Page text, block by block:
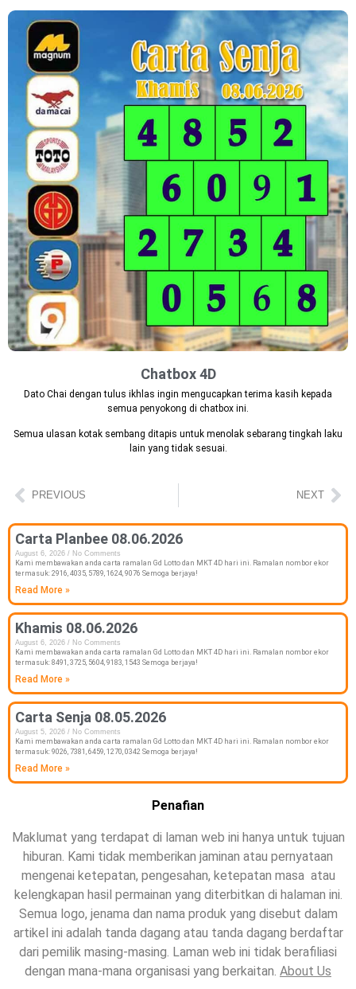
Chatbox 4D
Dato Chai dengan tulus ikhlas ingin mengucapkan terima kasih kepada
semua penyokong di chatbox ini.
Semua ulasan kotak sembang ditapis untuk menolak sebarang tingkah laku
lain yang tidak sesuai.
PREVIOUS NEXT
Carta Planbee 08.06.2026
August 6, 2026
No Comments
Kami membawakan anda carta ramalan Gd Lotto dan MKT 4D hari ini. Ramalan nombor ekor
termasuk: 2916, 4035, 5789, 1624, 9076 Semoga berjaya!
Read More »
Khamis 08.06.2026
August 6, 2026
No Comments
Kami membawakan anda carta ramalan Gd Lotto dan MKT 4D hari ini. Ramalan nombor ekor
termasuk: 8491, 3725, 5604, 9183, 1543 Semoga berjaya!
Read More »
Carta Senja 08.05.2026
August 5, 2026
No Comments
Kami membawakan anda carta ramalan Gd Lotto dan MKT 4D hari ini. Ramalan nombor ekor
termasuk: 9026, 7381, 6459, 1270, 0342 Semoga berjaya!
Read More »
Penafian
Maklumat yang terdapat di laman web ini hanya untuk tujuan
hiburan. Kami tidak memberikan jaminan atau pernyataan
mengenai ketepatan, pengesahan, ketepatan masa atau
kelengkapan hasil permainan yang diterbitkan di halaman ini.
Semua logo, jenama dan nama produk yang disebut dalam
artikel ini adalah tanda dagang atau tanda dagang berdaftar
dari pemilik masing-masing. Laman web ini tidak berafiliasi
dengan mana-mana organisasi yang berkaitan. About Us